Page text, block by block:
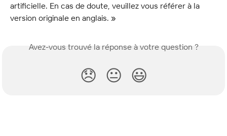
artificielle. En cas de doute, veuillez vous référer à la
version originale en anglais. »
Avez-vous trouvé la réponse à votre question ?
😞 😐 😃